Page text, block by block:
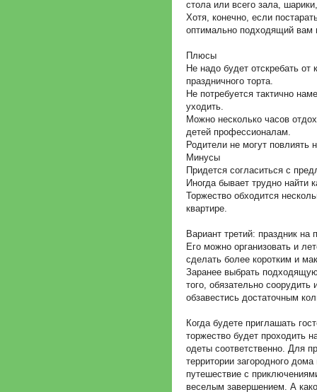
стола или всего зала,
Хотя, конечно, если
оптимально подходящий вам
Плюсы
Не надо будет отскребать от
праздничного торта.
Не потребуется тактично
уходить.
Можно несколько часов
детей профессионалам.
Родители не могут повлиять
Минусы
Придется согласиться с
Иногда бывает трудно найти
Торжество обходится
квартире.
Вариант третий: праздник на
Его можно организовать и
сделать более коротким и
Заранее выбрать
того, обязательно
обзавестись достаточным
Когда будете приглашать
торжество будет проходить
одеты соответственно. Для
территории загородного
путешествие с
веселым завершением. А